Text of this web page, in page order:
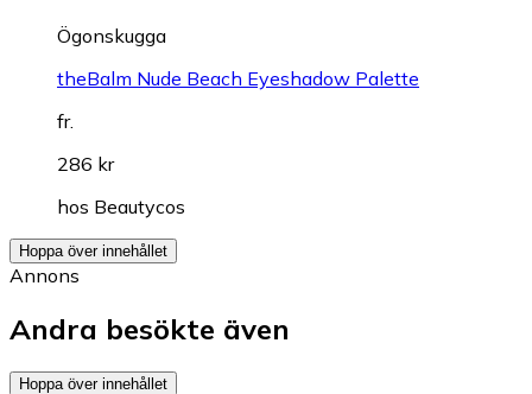
Ögonskugga
theBalm Nude Beach Eyeshadow Palette
fr.
286 kr
hos Beautycos
Hoppa över innehållet
Annons
Andra besökte även
Hoppa över innehållet